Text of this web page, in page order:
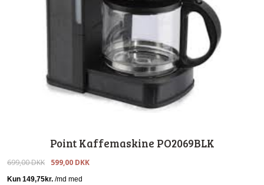
Point Kaffemaskine PO2069BLK
699,00DKK 599,00 DKK